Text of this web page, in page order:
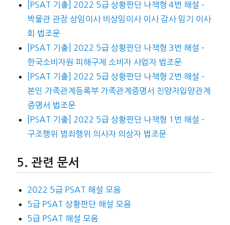
[PSAT 기출] 2022 5급 상황판단 나책형 4번 해설 –
박물관 관장 상임이사 비상임이사 이사 감사 임기 이사
회 법조문
[PSAT 기출] 2022 5급 상황판단 나책형 3번 해설 –
한국소비자원 피해구제 소비자 사업자 법조문
[PSAT 기출] 2022 5급 상황판단 나책형 2번 해설 –
본인 가족관계등록부 가족관계증명서 친양자입양관계
증명서 법조문
[PSAT 기출] 2022 5급 상황판단 나책형 1번 해설 –
구조행위 범죄행위 의사자 의상자 법조문
관련 문서
2022 5급 PSAT 해설 모음
5급 PSAT 상황판단 해설 모음
5급 PSAT 해설 모음